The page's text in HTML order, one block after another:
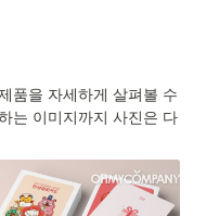
품을 자세하게 살펴볼 수
는 이미지까지 사진은 다